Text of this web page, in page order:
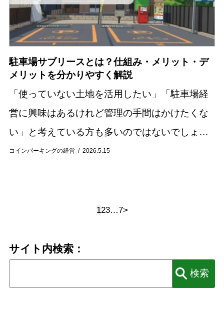
コインパーキングの経営 2026.5.15
駐車場サブリースとは？仕組み・メリット・デ
メリットを分かりやすく解説
「使っていない土地を活用したい」「駐車場経
営に興味はあるけれど管理の手間はかけたくな
い」と考えている方も多いのではないでしょう
か。 そのような土地活用方法として注目されて
123…7>
サイト内検索：